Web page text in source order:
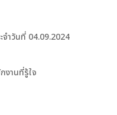
ำวันที่ 04.09.2024
งานที่รู้ใจ